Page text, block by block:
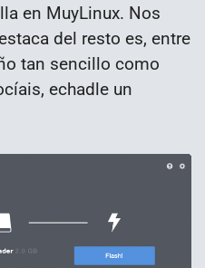
en MuyLinux. Nos
del resto es, entre
tan sencillo como
echadle un